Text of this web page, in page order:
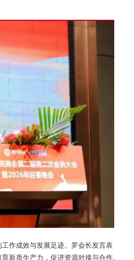
作成效与发展足迹。罗会长发言表
新质生产力，促进资源对接与合作。